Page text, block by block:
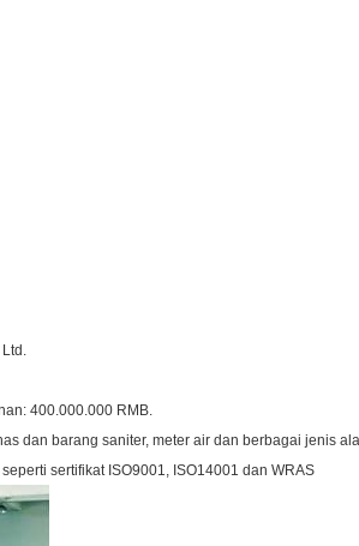
400.000.000 RMB.
dan barang saniter, meter air dan berbagai jenis
sertifikat ISO9001, ISO14001 dan WRAS